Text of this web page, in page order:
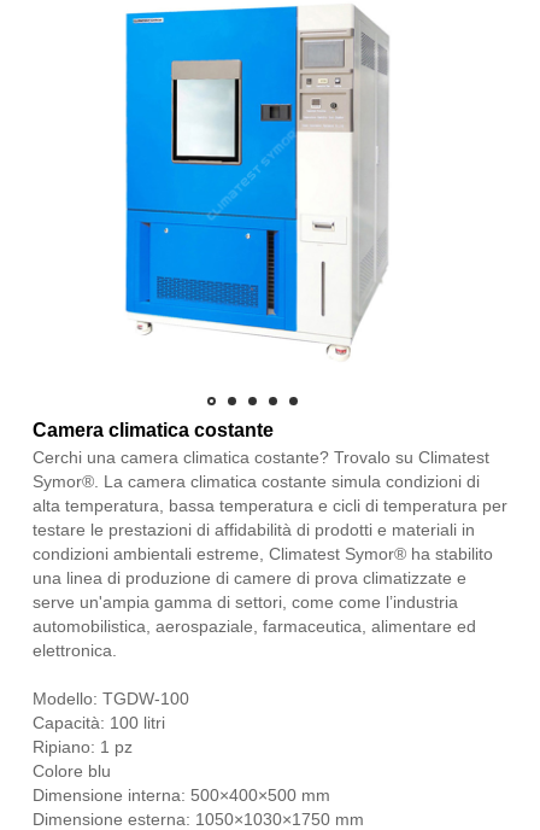
Camera climatica costante
Cerchi una camera climatica costante? Trovalo su Climatest
Symor®. La camera climatica costante simula condizioni di
alta temperatura, bassa temperatura e cicli di temperatura per
testare le prestazioni di affidabilità di prodotti e materiali in
condizioni ambientali estreme, Climatest Symor® ha stabilito
una linea di produzione di camere di prova climatizzate e
serve un'ampia gamma di settori, come come l’industria
automobilistica, aerospaziale, farmaceutica, alimentare ed
elettronica.
Modello: TGDW-100
Capacità: 100 litri
Ripiano: 1 pz
Colore blu
Dimensione interna: 500×400×500 mm
Dimensione esterna: 1050×1030×1750 mm